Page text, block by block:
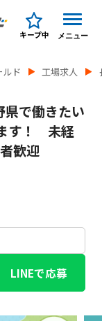
キープ中 メニュー
ド 工場求人
県で働きたい
す！ 未経
歓迎
LINEで応募